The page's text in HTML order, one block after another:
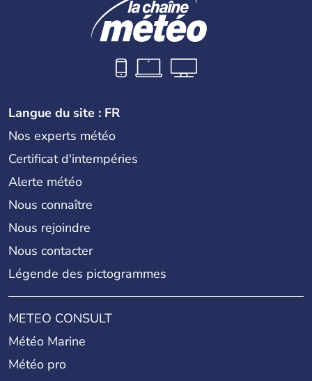
Langue du site : FR
Nos experts météo
Certificat d'intempéries
Alerte météo
Nous connaître
Nous rejoindre
Nous contacter
Légende des pictogrammes
METEO CONSULT
Météo Marine
Météo pro